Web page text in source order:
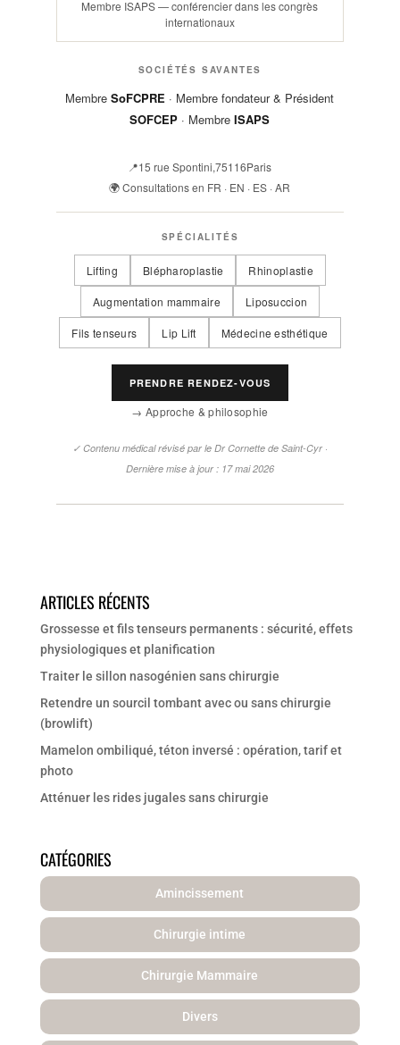
Membre ISAPS — conférencier dans les congrès
internationaux
SOCIÉTÉS SAVANTES
MembreSoFCPRE · Membre fondateur & Président
SOFCEP · MembreISAPS
📍15 rue Spontini,75116Paris
🌍 Consultations en FR · EN · ES · AR
SPÉCIALITÉS
Lifting Blépharoplastie Rhinoplastie
Augmentation mammaire Liposuccion
Fils tenseurs Lip Lift Médecine esthétique
PRENDRE RENDEZ-VOUS
→ Approche & philosophie
✓ Contenu médical révisé par le Dr Cornette de Saint-Cyr ·
Dernière mise à jour : 17 mai 2026
ARTICLES RÉCENTS
Grossesse et fils tenseurs permanents : sécurité, effets
physiologiques et planification
Traiter le sillon nasogénien sans chirurgie
Retendre un sourcil tombant avec ou sans chirurgie
(browlift)
Mamelon ombiliqué, téton inversé : opération, tarif et
photo
Atténuer les rides jugales sans chirurgie
CATÉGORIES
Amincissement
Chirurgie intime
Chirurgie Mammaire
Divers